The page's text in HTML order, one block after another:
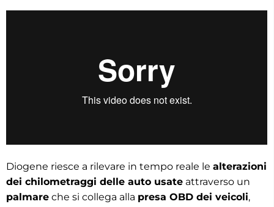
Diogene riesce a rilevare in tempo reale le alterazioni
dei chilometraggi delle auto usate attraverso un
palmare che si collega alla presa OBD dei veicoli,